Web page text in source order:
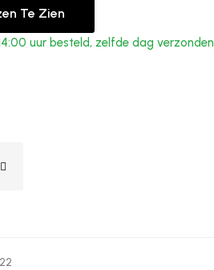
Te Zien
uur besteld, zelfde dag verzonden